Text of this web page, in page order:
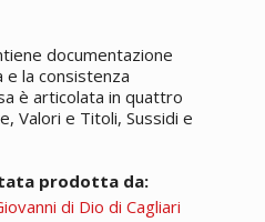
documentazione
la consistenza
è articolata in quattro
Valori e Titoli, Sussidi e
prodotta da:
di Dio di Cagliari